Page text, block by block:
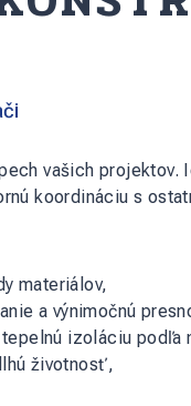
vašich
koordináciu s
materiálov,
a výnimočnú
izoláciu podľa
životnosť,